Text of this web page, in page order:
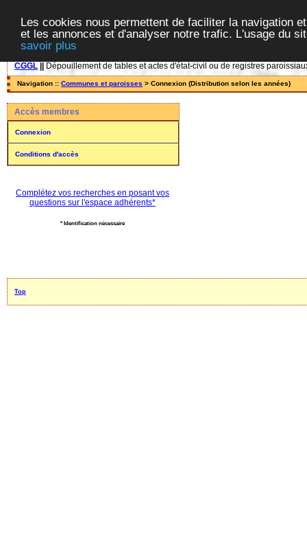
Les cookies nous permettent de faciliter la navigation
et les annonces et d'analyser notre trafic. L'usage du
savoir plus
CGGL Dépouillement de tables et actes d'état-civil ou de registres
Navigation :: Communes et paroisses > Connexion (Distribution selon les années)
Accès membres
Connexion
Conditions d'accès
Complétez vos recherches en posant vos
questions sur l'espace adhérents*
* Identification nécessaire
Top